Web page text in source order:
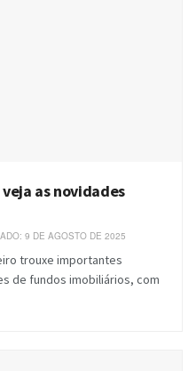
as novidades
9 DE AGOSTO DE 2025
trouxe importantes
de fundos imobiliários, com